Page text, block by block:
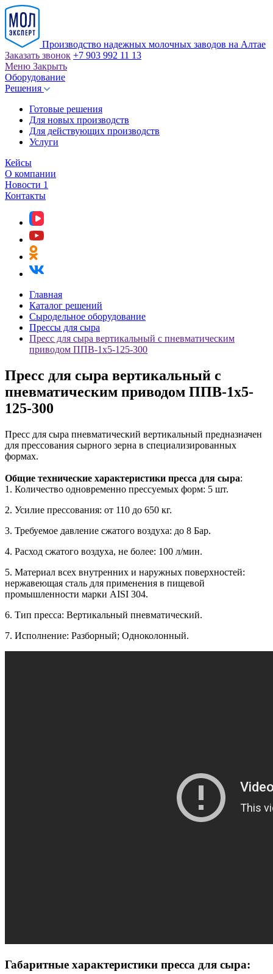
Производство надежных молочных заводов на Алтае
Заказать звонок +7 903 992 11 13
Меню Закрыть
Оборудование
Решения
Готовые решения
Для новых производств
Для действующих производств
Услуги
Кейсы
О компании
Новости 1
Контакты
Главная
Каталог решений
Сыродельное оборудование
Прессы для сыра
Пресс для сыра вертикальный с пневматическим
приводом ППВ-1х5-125-300
Пресс для сыра вертикальный с
пневматическим приводом ППВ-1х5-
125-300
Пресс для сыра пневматический вертикальный предназначен
для прессования сырного зерна в специализированных
формах.
Общие технические характеристики пресса для сыра:
1. Количество одновременно прессуемых форм: 5 шт.
2. Усилие прессования: от 110 до 650 кг.
3. Требуемое давление сжатого воздуха: до 8 Бар.
4. Расход сжатого воздуха, не более: 100 л/мин.
5. Материал всех внутренних и наружных поверхностей:
нержавеющая сталь для применения в пищевой
промышленности марки AISI 304.
6. Тип пресса: Вертикальный пневматический.
7. Исполнение: Разборный; Одноколонный.
Габаритные характеристики пресса для сыра: